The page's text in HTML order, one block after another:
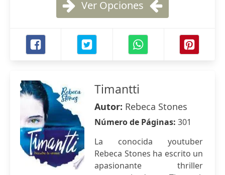
Ver Opciones
Timantti
Autor: Rebeca Stones
Número de Páginas: 301
La conocida youtuber
Rebeca Stones ha escrito un
apasionante thriller